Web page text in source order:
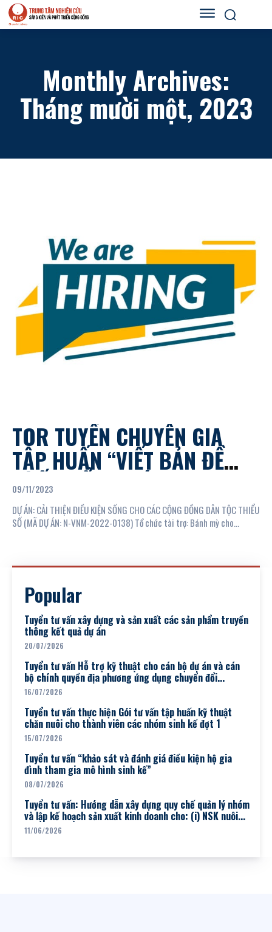
Monthly Archives:
Tháng mười một, 2023
TOR TUYỂN CHUYÊN GIA
TẬP HUẤN “VIẾT BẢN ĐỀ
XUẤT TIỂU DỰ ÁN THEO
KHUNG LOGIC” CHO CÁC
THÀNH VIÊN NHÓM NÒNG
09/11/2023
DỰ ÁN: CẢI THIỆN ĐIỀU KIỆN SỐNG CHO CÁC CỘNG ĐỒNG DÂN TỘC THIỂU
SỐ (MÃ DỰ ÁN: N-VNM-2022-0138) Tổ chức tài trợ: Bánh mỳ cho...
Popular
Tuyển tư vấn xây dựng và sản xuất các sản phẩm truyền
thông kết quả dự án
20/07/2026
Tuyển tư vấn Hỗ trợ kỹ thuật cho cán bộ dự án và cán
bộ chính quyền địa phương ứng dụng chuyển đổi...
16/07/2026
Tuyển tư vấn thực hiện Gói tư vấn tập huấn kỹ thuật
chăn nuôi cho thành viên các nhóm sinh kế đợt 1
15/07/2026
Tuyển tư vấn “khảo sát và đánh giá điều kiện hộ gia
đình tham gia mô hình sinh kế”
08/07/2026
Tuyển tư vấn: Hướng dẫn xây dựng quy chế quản lý nhóm
và lập kế hoạch sản xuất kinh doanh cho: (i) NSK nuôi...
11/06/2026